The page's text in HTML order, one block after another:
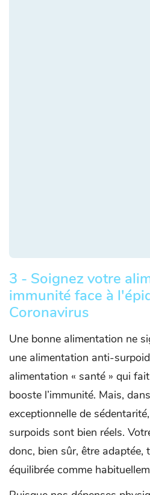
3 - Soignez votre
immunité face à
Coronavirus
Une bonne alimentation ne
une alimentation anti-
alimentation « santé » qui
booste l’immunité. Mais,
exceptionnelle de
surpoids sont bien réels.
donc, bien sûr, être
équilibrée comme